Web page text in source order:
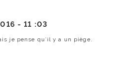
-11 :03
je pense qu’il y a un piège.